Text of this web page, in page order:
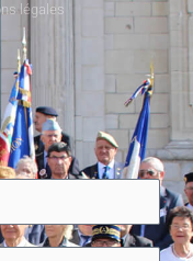
légales